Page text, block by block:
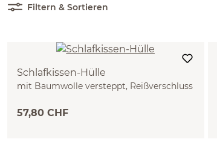
Filtern & Sortieren
Schlafkissen-Hülle
mit Baumwolle versteppt, Reißverschluss
57,80 CHF